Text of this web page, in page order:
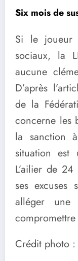
Six mois de
Si le joueur
sociaux, la
aucune
D’après
de la
concerne les
la sanction
situation est
L’ailier de
ses excuses
alléger
Crédit photo :